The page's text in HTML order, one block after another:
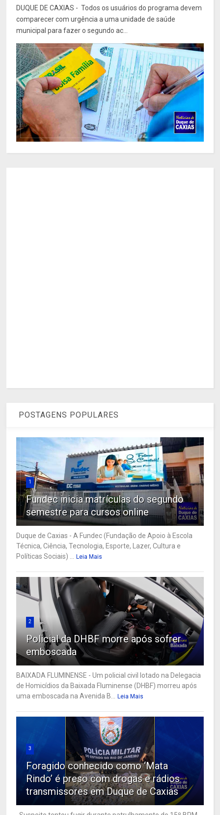
DUQUE DE CAXIAS - Todos os usuários do programa devem
comparecer com urgência a uma unidade de saúde
municipal para fazer o segundo ac...
POSTAGENS POPULARES
1
Fundec inicia matrículas do segundo
semestre para cursos online
Duque de Caxias - A Fundec (Fundação de Apoio à Escola
Técnica, Ciência, Tecnologia, Esporte, Lazer, Cultura e
Políticas Sociais) ...
Leia Mais
2
Policial da DHBF morre após sofrer
emboscada
BAIXADA FLUMINENSE - Um policial civil lotado na Delegacia
de Homicídios da Baixada Fluminense (DHBF) morreu após
uma emboscada na Avenida B...
Leia Mais
3
Foragido conhecido como ‘Mata
Rindo’ é preso com drogas e rádios
transmissores em Duque de Caxias